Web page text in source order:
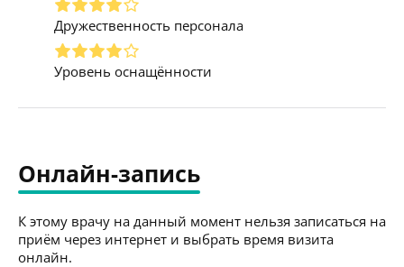
Дружественность персонала
Уровень оснащённости
Онлайн-запись
К этому врачу на данный момент нельзя записаться на
приём через интернет и выбрать время визита
онлайн.